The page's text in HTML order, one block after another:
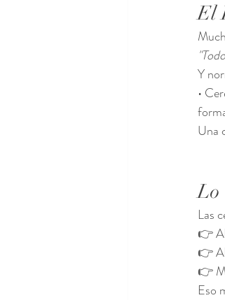
El
Y
•
Una
Lo
Las
👉
👉
👉
Eso